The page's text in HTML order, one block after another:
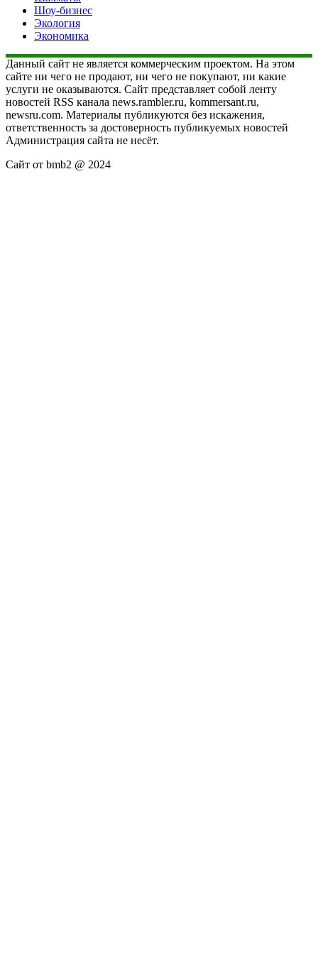
Шоу-бизнес
Экология
Экономика
Данный сайт не является коммерческим проектом. На этом
сайте ни чего не продают, ни чего не покупают, ни какие
услуги не оказываются. Сайт представляет собой ленту
новостей RSS канала news.rambler.ru, kommersant.ru,
newsru.com. Материалы публикуются без искажения,
ответственность за достоверность публикуемых новостей
Администрация сайта не несёт.
Сайт от bmb2 @ 2024